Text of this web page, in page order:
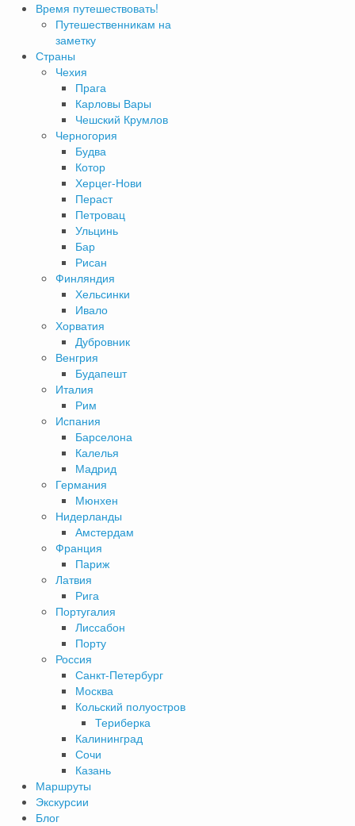
Время путешествовать!
Путешественникам на
заметку
Страны
Чехия
Прага
Карловы Вары
Чешский Крумлов
Черногория
Будва
Котор
Херцег-Нови
Пераст
Петровац
Ульцинь
Бар
Рисан
Финляндия
Хельсинки
Ивало
Хорватия
Дубровник
Венгрия
Будапешт
Италия
Рим
Испания
Барселона
Калелья
Мадрид
Германия
Мюнхен
Нидерланды
Амстердам
Франция
Париж
Латвия
Рига
Португалия
Лиссабон
Порту
Россия
Санкт-Петербург
Москва
Кольский полуостров
Териберка
Калининград
Сочи
Казань
Маршруты
Экскурсии
Блог